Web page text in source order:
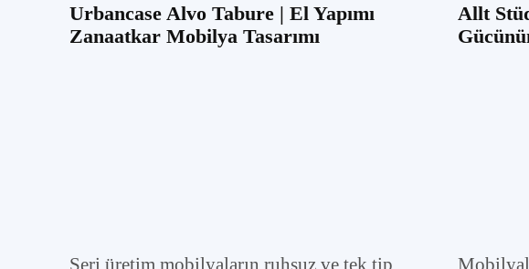
Urbancase Alvo Tabure | El Yapımı
Zanaatkar Mobilya Tasarımı
Seri üretim mobilyaların ruhsuz ve tek tip
Allt